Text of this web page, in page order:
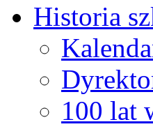
Historia
100 lat